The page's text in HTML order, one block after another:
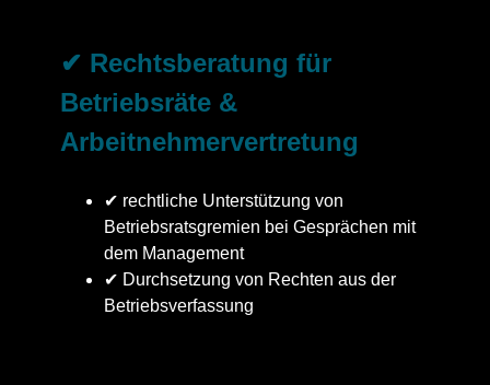
✔ Rechtsberatung für
Betriebsräte &
Arbeitnehmervertretung
✔ rechtliche Unterstützung von
Betriebsratsgremien bei Gesprächen mit
dem Management
✔ Durchsetzung von Rechten aus der
Betriebsverfassung